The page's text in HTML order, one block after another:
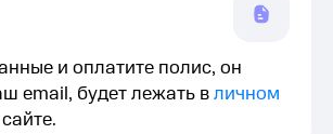
и оплатите полис, он
email, будет лежать вличном